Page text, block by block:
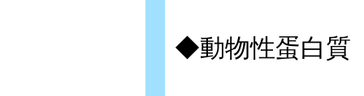
◆動物性蛋白質